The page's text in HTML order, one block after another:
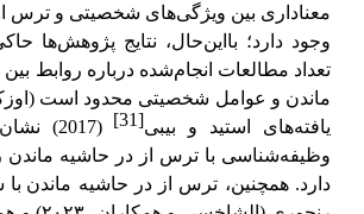
معناداری بین ویژگی‌های شخصیتی و ترس
وجود دارد؛ بااین‌حال، نتایج پژوهش‌ها
تعداد مطالعات انجام‌شده درباره روابط
یافته‌های استید و بیبی[31]
(2017)
وظیفه‌شناسی با ترس از در حاشیه ماندن
دارد. همچنین، ترس از در حاشیه ماندن